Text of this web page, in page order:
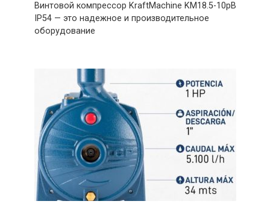
Винтовой компрессор KraftMachine KM18.5-10рВ
IP54 — это надежное и производительное
оборудование